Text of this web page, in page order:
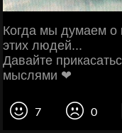
Когда мы думаем о
этих людей...
Давайте
мыслями ❤
7 0